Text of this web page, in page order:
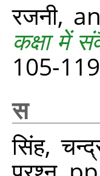
रजनी,
कक्षा में
105-
स
सिंह,